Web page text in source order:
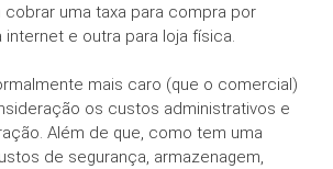
uma taxa para compra por
e outra para loja física.
mais caro (que o comercial)
os custos administrativos e
Além de que, como tem uma
de segurança, armazenagem,